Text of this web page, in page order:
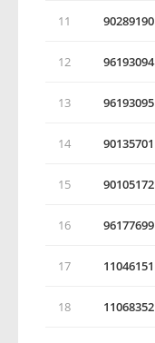
11 90289190
12 96193094
13 96193095
14 90135701
15 90105172
16 96177699
17 11046151
18 11068352